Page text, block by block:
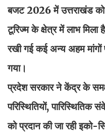
बजट 2026 में उत्तराखंड
टूरिज्म के क्षेत्र में लाभ
रखी गई कई अन्य अहम मांगों
गया।
प्रदेश सरकार ने केंद्र के
परिस्थितियों, पारिस्थितिक
को प्रदान की जा रही